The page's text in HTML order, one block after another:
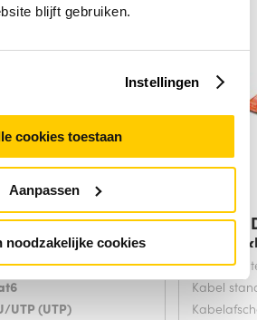
blijft gebruiken.
Instellingen
cookies toestaan
Aanpassen
noodzakelijke cookies
0025/B
UTP (UTP)
Digitus
Kabel